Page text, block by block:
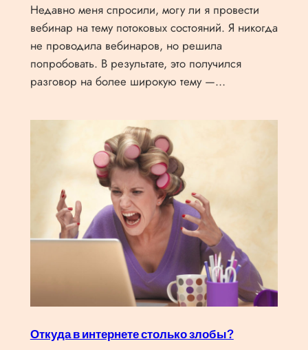
Недавно меня спросили, могу ли я провести
вебинар на тему потоковых состояний. Я никогда
не проводила вебинаров, но решила
попробовать. В результате, это получился
разговор на более широкую тему —…
Откуда в интернете столько злобы?